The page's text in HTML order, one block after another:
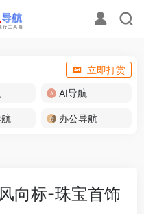
立即打赏
AI导航
办公导航
向标-珠宝首饰